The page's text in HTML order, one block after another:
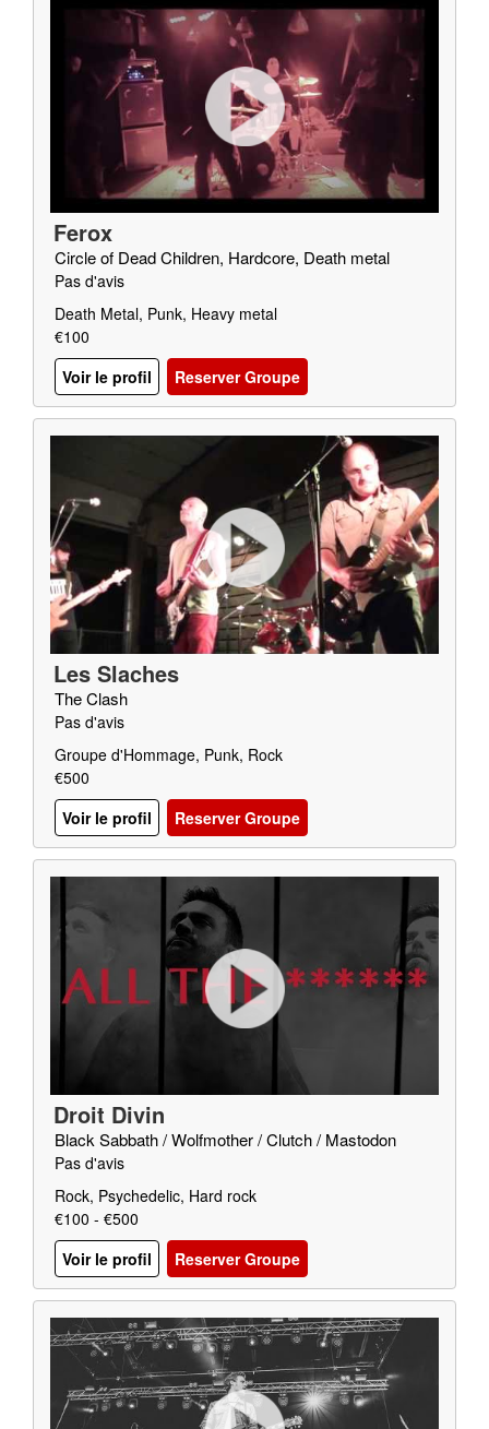
Ferox
Circle of Dead Children, Hardcore, Death metal
Pas d'avis
Death Metal, Punk, Heavy metal
€100
Voir le profil
Reserver Groupe
Les Slaches
The Clash
Pas d'avis
Groupe d'Hommage, Punk, Rock
€500
Voir le profil
Reserver Groupe
Droit Divin
Black Sabbath / Wolfmother / Clutch / Mastodon
Pas d'avis
Rock, Psychedelic, Hard rock
€100 - €500
Voir le profil
Reserver Groupe